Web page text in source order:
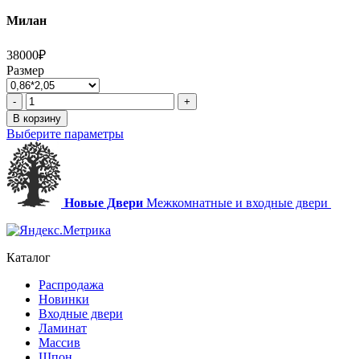
Милан
38000₽
Размер
Количество
товара
Милан
-
+
В корзину
Выберите параметры
Новые Двери Межкомнатные и входные двери
Каталог
Распродажа
Новинки
Входные двери
Ламинат
Массив